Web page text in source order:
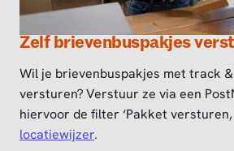
Zelf brievenbuspakjes
Wil je brievenbuspakjes met track
versturen? Verstuur ze via een
hiervoor de filter ‘Pakket
locatiewijzer.